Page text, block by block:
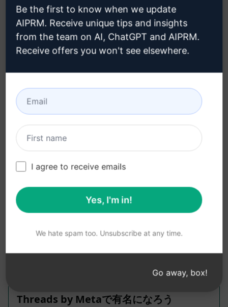
毎朝奇跡の朝を作ろう
Plan Prompts
435 0 205
Brandon Duff March 20, 2023
週間のマインドフルなセルフケアプランのためのテ
ーブルを作成する
0
Threads by Metaで有名になろう
Be the first to know when we update
AIPRM. Receive unique tips and insights
from the team on AI, ChatGPT and AIPRM.
Receive offers you won't see elsewhere.
I agree to receive emails
Yes, I'm in!
We hate spam too. Unsubscribe at any time.
Go away, box!